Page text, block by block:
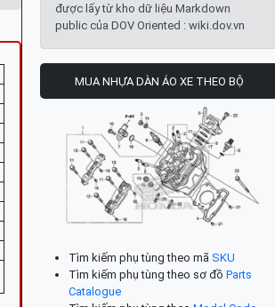
được lấy từ kho dữ liệu Markdown
public của DOV Oriented : wiki.dov.vn
MUA NHỰA DÀN ÁO XE THEO BỘ
Tìm kiếm phụ tùng theo mã SKU
Tìm kiếm phụ tùng theo sơ đồ Parts
Catalogue